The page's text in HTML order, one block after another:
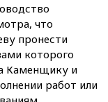
что
пронести
которого
Каменщику и
работ или